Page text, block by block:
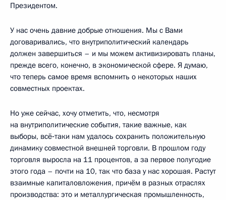
Президентом.
У нас очень давние добрые отношения. Мы с Вами
договаривались, что внутриполитический календарь
должен завершиться – и мы можем активизировать планы,
прежде всего, конечно, в экономической сфере. Я думаю,
что теперь самое время вспомнить о некоторых наших
совместных проектах.
Но уже сейчас, хочу отметить, что, несмотря
на внутриполитические события, такие важные, как
выборы, всё‑таки нам удалось сохранить положительную
динамику совместной внешней торговли. В прошлом году
торговля выросла на 11 процентов, а за первое полугодие
этого года – почти на 10, так что база у нас хорошая. Растут
взаимные капиталовложения, причём в разных отраслях
производства: это и металлургическая промышленность,